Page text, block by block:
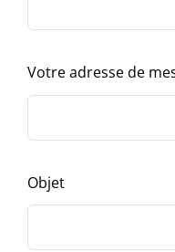
Votre adresse de
Objet